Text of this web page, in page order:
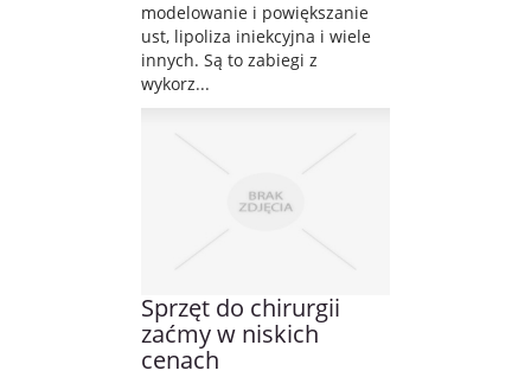
modelowanie i powiększanie
ust, lipoliza iniekcyjna i wiele
innych. Są to zabiegi z
wykorz...
Sprzęt do chirurgii
zaćmy w niskich
cenach